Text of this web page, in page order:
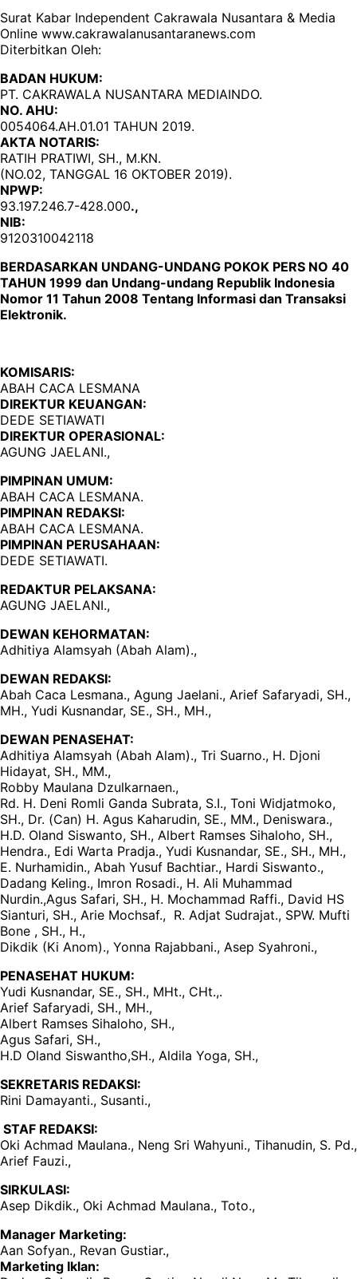
Surat Kabar Independent Cakrawala Nusantara & Media
Online www.cakrawalanusantaranews.com
Diterbitkan Oleh:
BADAN HUKUM:
PT. CAKRAWALA NUSANTARA MEDIAINDO.
NO. AHU:
0054064.AH.01.01 TAHUN 2019.
AKTA NOTARIS:
RATIH PRATIWI, SH., M.KN.
(NO.02, TANGGAL 16 OKTOBER 2019).
NPWP:
93.197.246.7-428.000.,
NIB:
9120310042118
BERDASARKAN UNDANG-UNDANG POKOK PERS NO 40
TAHUN 1999 dan Undang-undang Republik Indonesia
Nomor 11 Tahun 2008 Tentang Informasi dan Transaksi
Elektronik.
KOMISARIS:
ABAH CACA LESMANA
DIREKTUR KEUANGAN:
DEDE SETIAWATI
DIREKTUR OPERASIONAL:
AGUNG JAELANI.,
PIMPINAN UMUM:
ABAH CACA LESMANA.
PIMPINAN REDAKSI:
ABAH CACA LESMANA.
PIMPINAN PERUSAHAAN:
DEDE SETIAWATI.
REDAKTUR PELAKSANA:
AGUNG JAELANI.,
DEWAN KEHORMATAN:
Adhitiya Alamsyah (Abah Alam).,
DEWAN REDAKSI:
Abah Caca Lesmana., Agung Jaelani., Arief Safaryadi, SH.,
MH., Yudi Kusnandar, SE., SH., MH.,
DEWAN PENASEHAT:
Adhitiya Alamsyah (Abah Alam)., Tri Suarno., H. Djoni
Hidayat, SH., MM.,
Robby Maulana Dzulkarnaen.,
Rd. H. Deni Romli Ganda Subrata, S.I., Toni Widjatmoko,
SH., Dr. (Can) H. Agus Kaharudin, SE., MM., Deniswara.,
H.D. Oland Siswanto, SH., Albert Ramses Sihaloho, SH.,
Hendra., Edi Warta Pradja., Yudi Kusnandar, SE., SH., MH.,
E. Nurhamidin., Abah Yusuf Bachtiar., Hardi Siswanto.,
Dadang Keling., Imron Rosadi., H. Ali Muhammad
Nurdin.,Agus Safari, SH., H. Mochammad Raffi., David HS
Sianturi, SH., Arie Mochsaf., R. Adjat Sudrajat., SPW. Mufti
Bone , SH., H.,
Dikdik (Ki Anom)., Yonna Rajabbani., Asep Syahroni.,
PENASEHAT HUKUM:
Yudi Kusnandar, SE., SH., MHt., CHt.,.
Arief Safaryadi, SH., MH.,
Albert Ramses Sihaloho, SH.,
Agus Safari, SH.,
H.D Oland Siswantho,SH., Aldila Yoga, SH.,
SEKRETARIS REDAKSI:
Rini Damayanti., Susanti.,
STAF REDAKSI:
Oki Achmad Maulana., Neng Sri Wahyuni., Tihanudin, S. Pd.,
Arief Fauzi.,
SIRKULASI:
Asep Dikdik., Oki Achmad Maulana., Toto.,
Manager Marketing:
Aan Sofyan., Revan Gustiar.,
Marketing Iklan: